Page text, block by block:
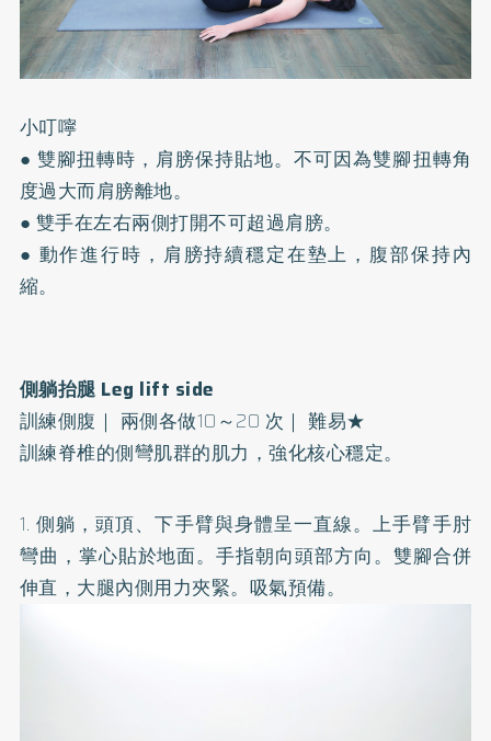
小叮嚀
● 雙腳扭轉時，肩膀保持貼地。不可因為雙腳扭轉角
度過大而肩膀離地。
● 雙手在左右兩側打開不可超過肩膀。
● 動作進行時，肩膀持續穩定在墊上，腹部保持內
縮。
側躺抬腿 Leg lift side
訓練側腹｜ 兩側各做10～20 次｜ 難易★
訓練脊椎的側彎肌群的肌力，強化核心穩定。
1. 側躺，頭頂、下手臂與身體呈一直線。上手臂手肘
彎曲，掌心貼於地面。手指朝向頭部方向。雙腳合併
伸直，大腿內側用力夾緊。吸氣預備。